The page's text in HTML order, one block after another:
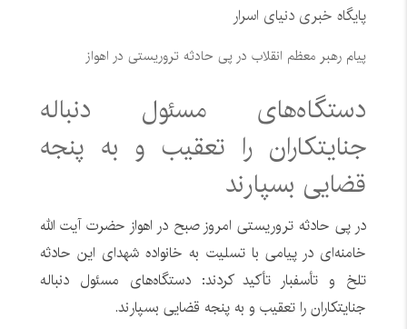
پایگاه خبری دنیای اسرار
پیام رهبر معظم انقلاب در پی حادثه تروریستی در اهواز
دستگاه‌های مسئول دنباله
جنایتکاران را تعقیب و به پنجه
قضایی بسپارند
در پی حادثه تروریستی امروز صبح در اهواز حضرت آیت الله
خامنه‌ای در پیامی با تسلیت به خانواده شهدای این حادثه
تلخ و تأسفبار تأکید کردند: دستگاه‌های مسئول دنباله
جنایتکاران را تعقیب و به پنجه قضایی بسپارند.